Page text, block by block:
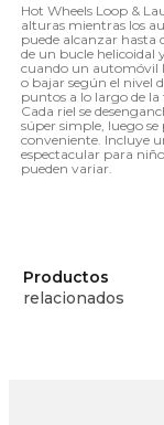
Hot Wheels Loop &
alturas mientras los
puede alcanzar hasta
de un bucle helicoidal
cuando un automóvil
o bajar según el nivel
puntos a lo largo de la
Cada riel se
súper simple, luego
conveniente. Incluye
espectacular para
pueden variar.
Productos
relacionados